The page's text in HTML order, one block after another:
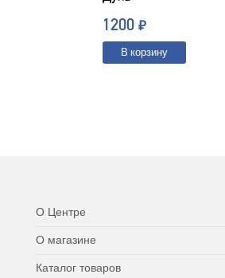
1200 ₽
В корзину
О Центре
О магазине
Каталог товаров